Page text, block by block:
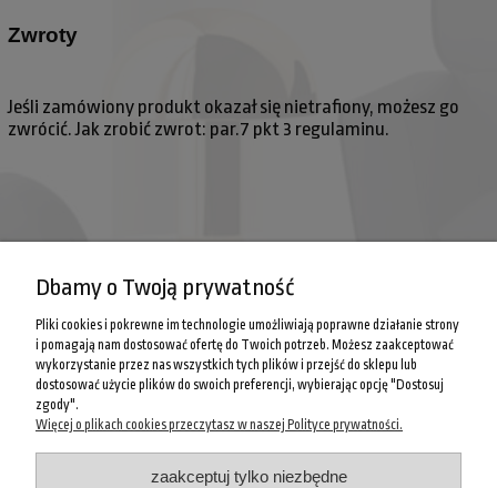
Zwroty
Jeśli zamówiony produkt okazał się nietrafiony, możesz go
zwrócić. Jak zrobić zwrot: par.7 pkt 3 regulaminu.
POMOC
Dbamy o Twoją prywatność
Pliki cookies i pokrewne im technologie umożliwiają poprawne działanie strony
i pomagają nam dostosować ofertę do Twoich potrzeb. Możesz zaakceptować
wykorzystanie przez nas wszystkich tych plików i przejść do sklepu lub
dostosować użycie plików do swoich preferencji, wybierając opcję "Dostosuj
zgody".
Więcej o plikach cookies przeczytasz w naszej Polityce prywatności.
zaakceptuj tylko niezbędne